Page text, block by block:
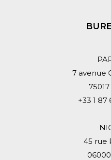
7 avenue
+33 1 87
45 rue